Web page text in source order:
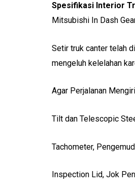
Spesifikasi Interior
Mitsubishi In Dash
Setir truk canter telah
mengeluh kelelahan
Agar Perjalanan
Tilt dan Telescopic
Tachometer,
Inspection Lid, Jok